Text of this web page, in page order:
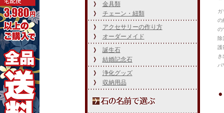
金具類
チェーン・紐類
アクセサリーの作り方
オーダーメイド
誕生石
結婚記念石
浄化グッズ
収納用品
ガ
の
の
除
護
パ